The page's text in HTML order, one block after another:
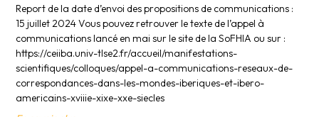
Report de la date d’envoi des propositions de communications :
15 juillet 2024 Vous pouvez retrouver le texte de l’appel à
communications lancé en mai sur le site de la SoFHIA ou sur :
https://ceiiba.univ-tlse2.fr/accueil/manifestations-
scientifiques/colloques/appel-a-communications-reseaux-de-
correspondances-dans-les-mondes-iberiques-et-ibero-
americains-xviiie-xixe-xxe-siecles